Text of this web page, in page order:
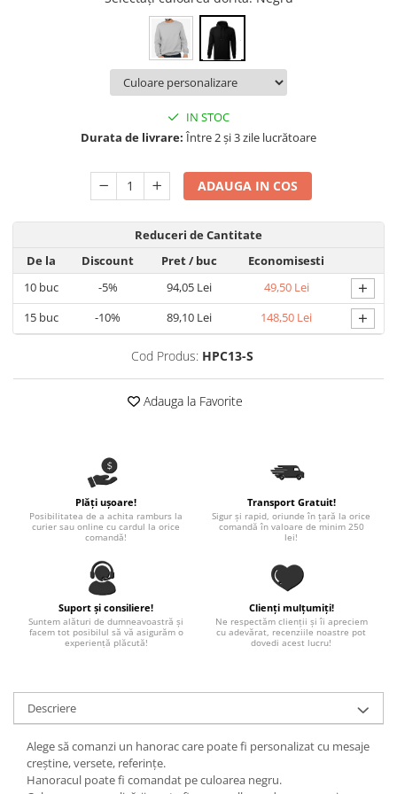
Betisoare cakesicles/inghetata
Etichete autocolante
Măști de protecție
Diagramă de creștere
Outlet-Echipamente personalizate
Plăcuțe mesaje
Nastere bebelusi
Mesaje de dragoste
Dragoste + Personalizare
Vrei sa o ceri?
Evenimente
Valentines Day
8 Martie
Ziua Tatalui
Domnisoara / Domnisor
Sporturi
Alte limbi
Spaniola
Germana
Italiana
Franceza
Slovaca
IN STOC
Durata de livrare: Între 2 și 3 zile lucrătoare
ADAUGA IN COS
Reduceri de Cantitate
De la
Discount Pret/ buc
Economisesti
10buc -5% 94,05 Lei 49,50 Lei +
15buc -10% 89,10 Lei 148,50 Lei +
Cod Produs: HPC13-S
Adauga la Favorite
Plăți ușoare!
Posibilitatea de a achita ramburs la
curier sau online cu cardul la orice
comandă!
Transport Gratuit!
Sigur și rapid, oriunde în țară la orice
comandă în valoare de minim 250
lei!
Suport și consiliere!
Suntem alături de dumneavoastră și
facem tot posibilul să vă asigurăm o
experiență plăcută!
Clienți mulțumiți!
Ne respectăm clienții și îi apreciem
cu adevărat, recenziile noastre pot
dovedi acest lucru!
Descriere
Alege să comanzi un hanorac care poate fi personalizat cu mesaje
creștine, versete, referințe.
Hanoracul poate fi comandat pe culoarea negru.